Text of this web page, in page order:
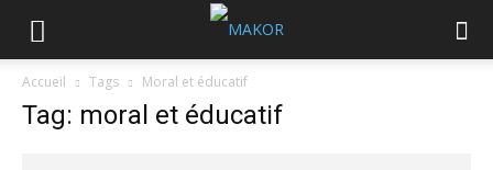
Accueil Tags Moral et éducatif
Tag: moral et éducatif